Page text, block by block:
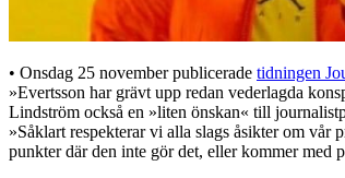
• Onsdag 25 november publicerade tidningen
»Evertsson har grävt upp redan vederlagda
Lindström också en »liten önskan« till
»Såklart respekterar vi alla slags åsikter om vår
punkter där den inte gör det, eller kommer med